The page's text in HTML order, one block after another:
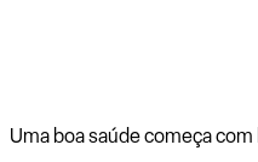
Uma boa saúde começa com